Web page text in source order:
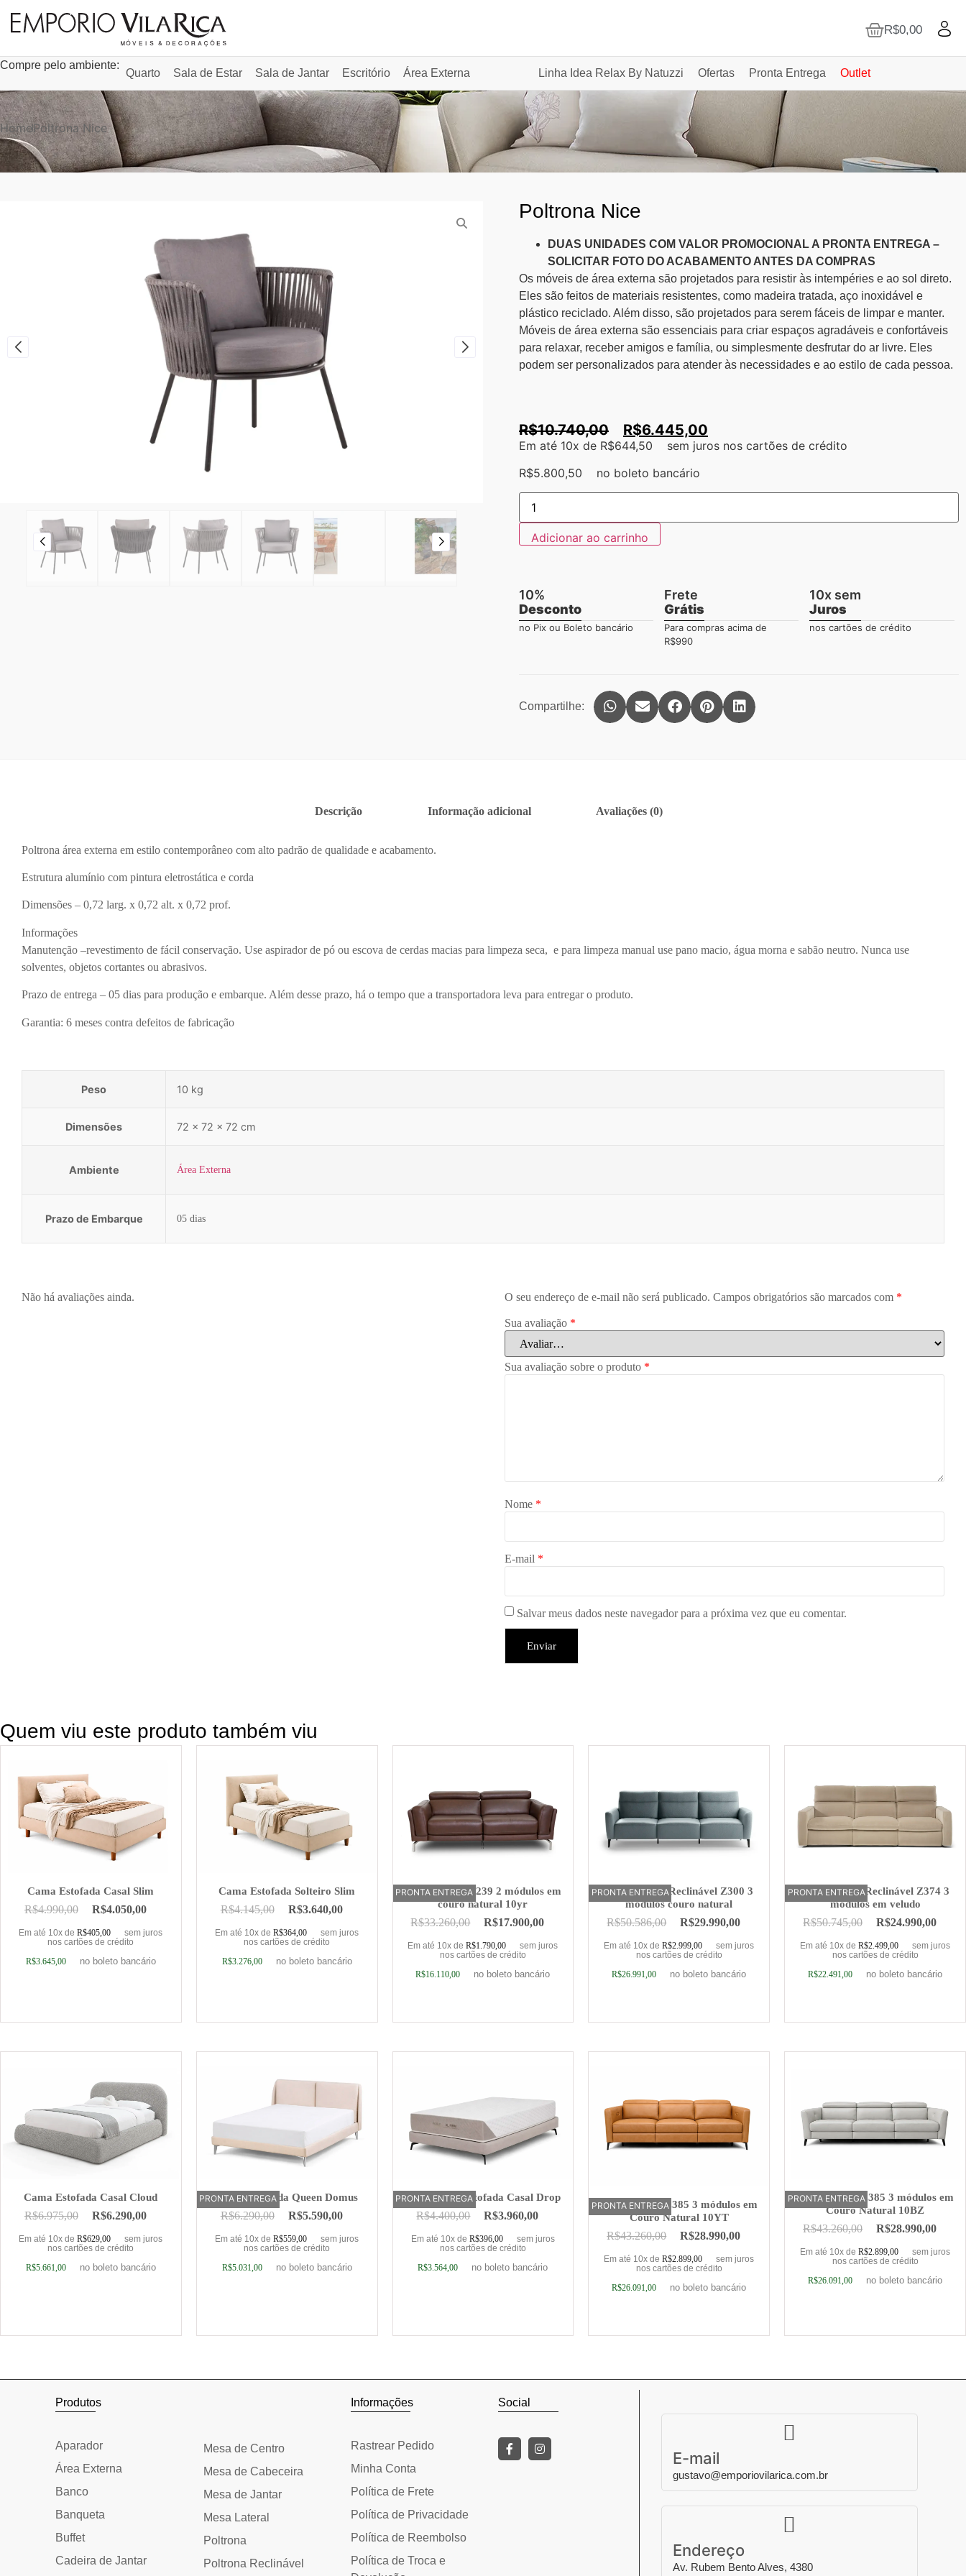
R$0,00
Compre pelo ambiente:
Quarto Sala de Estar Sala de Jantar Escritório Área Externa Linha Idea Relax By Natuzzi Ofertas Pronta Entrega Outlet
HomePoltrona Nice
Poltrona Nice
DUAS UNIDADES COM VALOR PROMOCIONAL A PRONTA ENTREGA –
SOLICITAR FOTO DO ACABAMENTO ANTES DA COMPRAS
Os móveis de área externa são projetados para resistir às intempéries e ao sol direto.
Eles são feitos de materiais resistentes, como madeira tratada, aço inoxidável e
plástico reciclado. Além disso, são projetados para serem fáceis de limpar e manter.
Móveis de área externa são essenciais para criar espaços agradáveis e confortáveis
para relaxar, receber amigos e família, ou simplesmente desfrutar do ar livre. Eles
podem ser personalizados para atender às necessidades e ao estilo de cada pessoa.
R$10.740,00 R$6.445,00
Em até 10x de R$644,50
sem juros nos cartões de crédito
R$5.800,50 no boleto bancário
Adicionar ao carrinho
10%
Desconto
no Pix ou Boleto bancário
Frete
Grátis
Para compras acima de
R$990
10x sem
Juros
nos cartões de crédito
Compartilhe:
Descrição Informação adicional Avaliações (0)
Poltrona área externa em estilo contemporâneo com alto padrão de qualidade e acabamento.
Estrutura alumínio com pintura eletrostática e corda
Dimensões – 0,72 larg. x 0,72 alt. x 0,72 prof.
Informações
Manutenção –revestimento de fácil conservação. Use aspirador de pó ou escova de cerdas macias para limpeza seca, e para limpeza manual use pano macio, água morna e sabão neutro. Nunca use
solventes, objetos cortantes ou abrasivos.
Prazo de entrega – 05 dias para produção e embarque. Além desse prazo, há o tempo que a transportadora leva para entregar o produto.
Garantia: 6 meses contra defeitos de fabricação
Peso 10 kg
Dimensões 72 × 72 × 72 cm
Ambiente Área Externa
Prazo de Embarque 05 dias
Não há avaliações ainda. O seu endereço de e-mail não será publicado. Campos obrigatórios são marcados com *
Sua avaliação *
Sua avaliação sobre o produto *
Nome *
E-mail *
Salvar meus dados neste navegador para a próxima vez que eu comentar.
Quem viu este produto também viu
Cama Estofada Casal Slim
R$4.990,00 R$4.050,00
Em até 10x deR$405,00
sem juros
nos cartões de crédito
R$3.645,00 no boleto bancário
Cama Estofada Solteiro Slim
R$4.145,00 R$3.640,00
Em até 10x deR$364,00
sem juros
nos cartões de crédito
R$3.276,00 no boleto bancário
OFERTA
PRONTA ENTREGA
Sofá Elétrico U239 2 módulos em
couro natural 10yr
R$33.260,00 R$17.900,00
Em até 10x deR$1.790,00
sem juros
nos cartões de crédito
R$16.110,00 no boleto bancário
OFERTA
PRONTA ENTREGA
Sofá Elétrico Reclinável Z300 3
módulos couro natural
R$50.586,00 R$29.990,00
Em até 10x deR$2.999,00
sem juros
nos cartões de crédito
R$26.991,00 no boleto bancário
OFERTA
PRONTA ENTREGA
Sofá Elétrico Reclinável Z374 3
módulos em veludo
R$50.745,00 R$24.990,00
Em até 10x deR$2.499,00
sem juros
nos cartões de crédito
R$22.491,00 no boleto bancário
Cama Estofada Casal Cloud
R$6.975,00 R$6.290,00
Em até 10x deR$629,00
sem juros
nos cartões de crédito
R$5.661,00 no boleto bancário
OFERTA
PRONTA ENTREGA
Cama Estofada Queen Domus
R$6.290,00 R$5.590,00
Em até 10x deR$559,00
sem juros
nos cartões de crédito
R$5.031,00 no boleto bancário
PRONTA ENTREGA
Base Cama Estofada Casal Drop
R$4.400,00 R$3.960,00
Em até 10x de R$396,00
sem juros
nos cartões de crédito
R$3.564,00 no boleto bancário
OFERTA
PRONTA ENTREGA
Sofá Elétrico Z385 3 módulos em
Couro Natural 10YT
R$43.260,00 R$28.990,00
Em até 10x deR$2.899,00
sem juros
nos cartões de crédito
R$26.091,00 no boleto bancário
OFERTA
PRONTA ENTREGA
Sofá Elétrico Z385 3 módulos em
Couro Natural 10BZ
R$43.260,00 R$28.990,00
Em até 10x deR$2.899,00
sem juros
nos cartões de crédito
R$26.091,00 no boleto bancário
Produtos
Aparador
Área Externa
Banco
Banqueta
Buffet
Cadeira de Jantar
Mesa de Centro
Mesa de Cabeceira
Mesa de Jantar
Mesa Lateral
Poltrona
Poltrona Reclinável
Informações
Rastrear Pedido
Minha Conta
Política de Frete
Política de Privacidade
Política de Reembolso
Política de Troca e
Social
E-mail
gustavo@emporiovilarica.com.br
Endereço
Av. Rubem Bento Alves, 4380